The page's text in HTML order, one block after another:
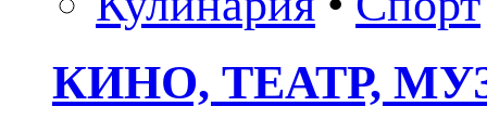
КИНО, ТЕАТР,